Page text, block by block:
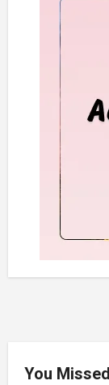
You Missed